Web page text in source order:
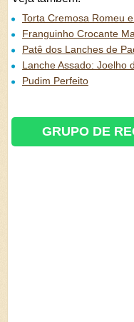
Torta Cremosa Romeu
Franguinho Crocante
Patê dos Lanches de
Lanche Assado: Joelho
Pudim Perfeito
GRUPO DE